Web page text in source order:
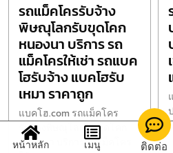
รถแม็คโครรับจ้าง
พิษณุโลกรับขุดโคก
หนองนา บริการ รถ
แม็คโครให้เช่า รถแบค
โฮรับจ้าง แบคโฮรับ
เหมา ราคาถูก
แบคโฮ.com รถแม็คโคร
รับจ้างพิษณุโลกรับขุดโคก
หนองนา บริการรถแม็คโคร
หน้าหลัก
เมนู ติดต่อ